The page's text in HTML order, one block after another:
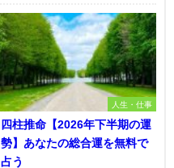
人生・仕事
四柱推命【2026年下半期の運
勢】あなたの総合運を無料で
占う